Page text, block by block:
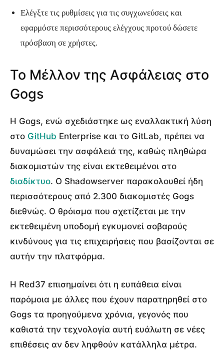
Ελέγξτε τις ρυθμίσεις για τις συγχωνεύσεις και
εφαρμόστε περισσότερους ελέγχους προτού δώσετε
πρόσβαση σε χρήστες.
Το Μέλλον της Ασφάλειας στο
Gogs
Η Gogs, ενώ σχεδιάστηκε ως εναλλακτική λύση
στο GitHub Enterprise και το GitLab, πρέπει να
δυναμώσει την ασφάλειά της, καθώς πληθώρα
διακομιστών της είναι εκτεθειμένοι στο
διαδίκτυο. Ο Shadowserver παρακολουθεί ήδη
περισσότερους από 2.300 διακομιστές Gogs
διεθνώς. Ο θρόισμα που σχετίζεται με την
εκτεθειμένη υποδομή εγκυμονεί σοβαρούς
κινδύνους για τις επιχειρήσεις που βασίζονται σε
αυτήν την πλατφόρμα.
Η Red37 επισημαίνει ότι η ευπάθεια είναι
παρόμοια με άλλες που έχουν παρατηρηθεί στο
Gogs τα προηγούμενα χρόνια, γεγονός που
καθιστά την τεχνολογία αυτή ευάλωτη σε νέες
επιθέσεις αν δεν ληφθούν κατάλληλα μέτρα.